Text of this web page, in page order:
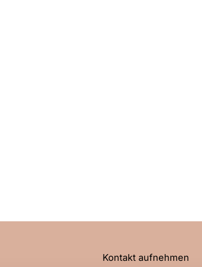
Kontakt aufnehmen